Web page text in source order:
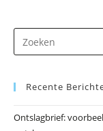
Recente
Ontslagbrief: